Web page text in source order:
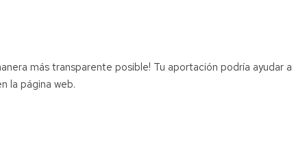
más transparente posible! Tu aportación podría ayudar a
la página web.